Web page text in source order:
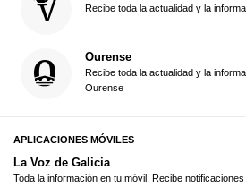
Recibe toda la actualidad y la
Ourense
Recibe toda la actualidad y la
Ourense
APLICACIONES MÓVILES
La Voz de Galicia
Toda la información en tu móvil. Recibe